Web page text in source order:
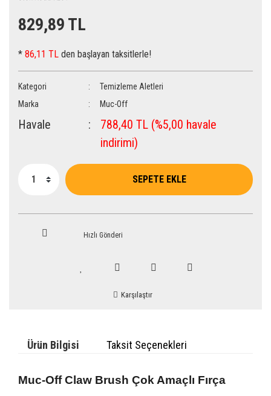
829,89 TL
* 86,11 TL den başlayan taksitlerle!
Kategori
Temizleme Aletleri
Marka
Muc-Off
Havale
788,40 TL (%5,00 havale
indirimi)
SEPETE EKLE
Hızlı Gönderi
Karşılaştır
Ürün Bilgisi Taksit Seçenekleri
Muc-Off Claw Brush Çok Amaçlı Fırça